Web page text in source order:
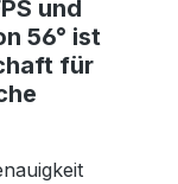
und
56° ist
für